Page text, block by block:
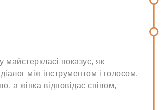
майстеркласі показує, як
між інструментом і голосом.
а жінка відповідає співом,